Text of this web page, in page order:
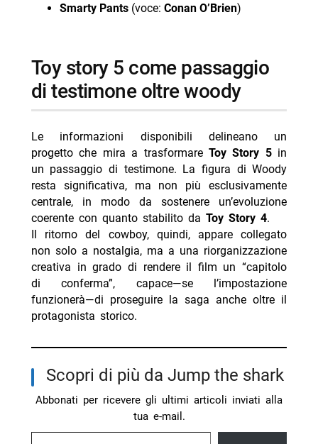
Smarty Pants(voce: Conan O’Brien)
toy story 5 come passaggio
di testimone oltre woody
Le informazioni disponibili delineano un
progetto che mira a trasformare Toy Story 5in
un passaggio di testimone. La figura di Woody
resta significativa, ma non più esclusivamente
centrale, in modo da sostenere un’evoluzione
coerente con quanto stabilito da Toy Story 4.
Il ritorno del cowboy, quindi, appare collegato
non solo a nostalgia, ma a una riorganizzazione
creativa in grado di rendere il film un “capitolo
di conferma”, capace—se l’impostazione
funzionerà—di proseguire la saga anche oltre il
protagonista storico.
Scopri di più da Jump the shark
Abbonati per ricevere gli ultimi articoli inviati alla
tua e-mail.
Digita la tua e-mail...